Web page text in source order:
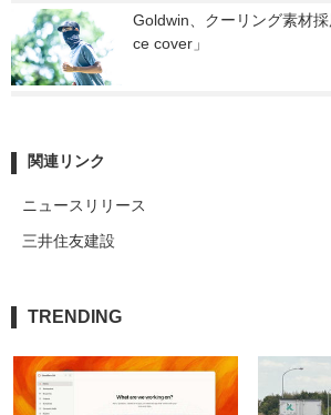
Goldwin、クーリング素材
ce cover」
関連リンク
ニュースリリース
三井住友建設
TRENDING